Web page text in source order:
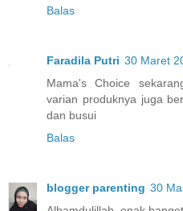
Balas
Faradila Putri 30 Maret
Mama's Choice
varian produknya juga
dan busui
Balas
blogger parenting 30